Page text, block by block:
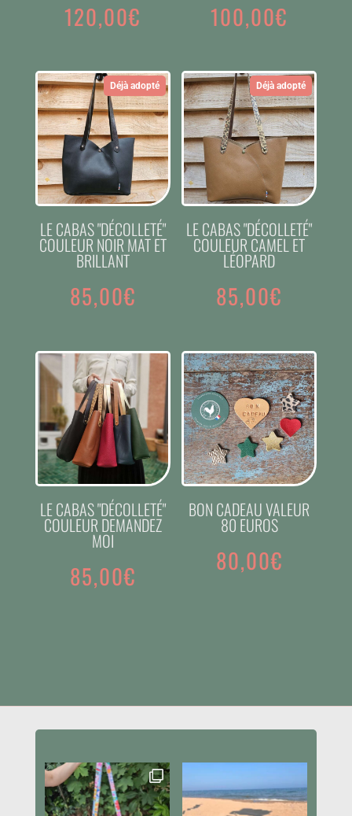
120,00€ 100,00€
Déjà adopté
LE CABAS "DÉCOLLETÉ"
COULEUR NOIR MAT ET
BRILLANT
85,00€
Déjà adopté
LE CABAS "DÉCOLLETÉ"
COULEUR CAMEL ET
LÉOPARD
85,00€
LE CABAS "DÉCOLLETÉ"
COULEUR DEMANDEZ
MOI
85,00€
BON CADEAU VALEUR
80 EUROS
80,00€